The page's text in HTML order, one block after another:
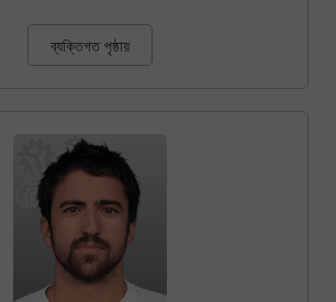
ব্যক্তিগত পৃষ্ঠায়